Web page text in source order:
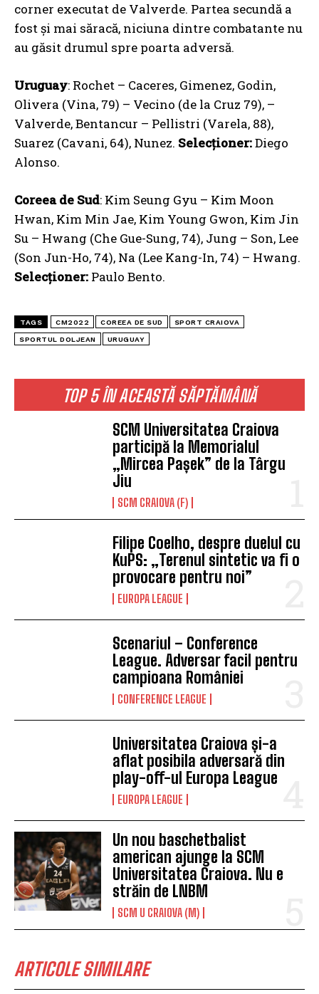
TOP 5 ÎN ACEASTĂ SĂPTĂMÂNĂ
SCM Universitatea Craiova
participă la Memorialul
„Mircea Pașek” de la Târgu
Jiu
SCM CRAIOVA (F)
Filipe Coelho, despre duelul cu
KuPS: „Terenul sintetic va fi o
provocare pentru noi”
EUROPA LEAGUE
Scenariul – Conference
League. Adversar facil pentru
campioana României
CONFERENCE LEAGUE
Universitatea Craiova și-a
aflat posibila adversară din
play-off-ul Europa League
EUROPA LEAGUE
Un nou baschetbalist
american ajunge la SCM
Universitatea Craiova. Nu e
străin de LNBM
SCM U CRAIOVA (M)
ARTICOLE SIMILARE
corner executat de Valverde. Partea secundă a
fost și mai săracă, niciuna dintre combatante nu
au găsit drumul spre poarta adversă.
Uruguay: Rochet – Caceres, Gimenez, Godin,
Olivera (Vina, 79) – Vecino (de la Cruz 79), –
Valverde, Bentancur – Pellistri (Varela, 88),
Suarez (Cavani, 64), Nunez. Selecționer:Diego
Alonso.
Coreea de Sud: Kim Seung Gyu – Kim Moon
Hwan, Kim Min Jae, Kim Young Gwon, Kim Jin
Su – Hwang (Che Gue-Sung, 74), Jung – Son, Lee
(Son Jun-Ho, 74), Na (Lee Kang-In, 74) – Hwang.
Selecționer: Paulo Bento.
TAGS CM2022 COREEA DE SUD SPORT CRAIOVA
SPORTUL DOLJEAN URUGUAY